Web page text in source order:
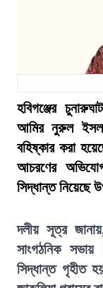
হবিগঞ্জের
আমির নুরুল
বহিষ্কার করা
আচরণের
সিদ্ধান্ত নিয়েছে
দলীয় সূত্র
সাংগঠনিক সভায়
সিদ্ধান্ত গৃহীত